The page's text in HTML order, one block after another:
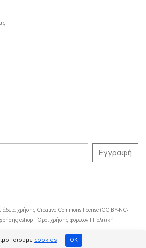
cookies OK
άδεια χρήσης Creative Commons license (CC BY-NC-
eshop | Όροι χρήσης φορέων | Πολιτική